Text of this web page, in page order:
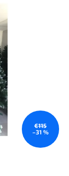
€115
–31 %